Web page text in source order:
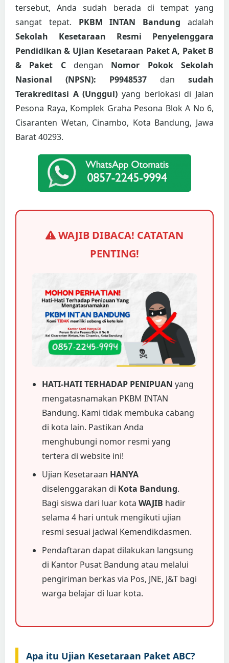
tersebut, Anda sudah berada di tempat yang
sangat tepat. PKBM INTAN Bandung adalah
Sekolah Kesetaraan Resmi Penyelenggara
Pendidikan & Ujian Kesetaraan Paket A, Paket B
& Paket Cdengan Nomor Pokok Sekolah
Nasional (NPSN): P9948537 dan sudah
Terakreditasi A (Unggul) yang berlokasi di Jalan
Pesona Raya, Komplek Graha Pesona Blok A No 6,
Cisaranten Wetan, Cinambo, Kota Bandung, Jawa
Barat 40293.
WAJIB DIBACA! CATATAN
PENTING!
HATI-HATI TERHADAP PENIPUAN yang
mengatasnamakan PKBM INTAN
Bandung. Kami tidak membuka cabang
di kota lain. Pastikan Anda
menghubungi nomor resmi yang
tertera di website ini!
Ujian Kesetaraan HANYA
diselenggarakan di Kota Bandung.
Bagi siswa dari luar kota WAJIB hadir
selama 4 hari untuk mengikuti ujian
resmi sesuai jadwal Kemendikdasmen.
Pendaftaran dapat dilakukan langsung
di Kantor Pusat Bandung atau melalui
pengiriman berkas via Pos, JNE, J&T bagi
warga belajar di luar kota.
Apa itu Ujian Kesetaraan Paket ABC?